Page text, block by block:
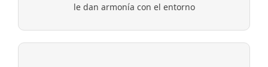
le dan armonía con el entorno